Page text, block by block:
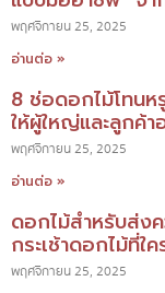
พฤศจิกายน 25, 2025
อ่านต่อ »
8 ช่อดอกไม้โทน
ให้ผู้ใหญ่และลูกค้า
พฤศจิกายน 25, 2025
อ่านต่อ »
ดอกไม้สำหรับส่ง
กระเช้าดอกไม้ที่ใ
พฤศจิกายน 25, 2025